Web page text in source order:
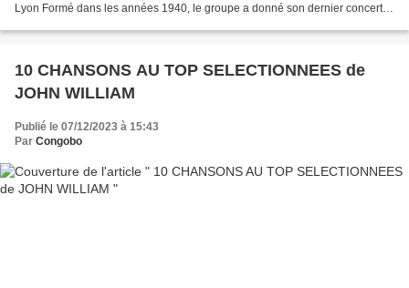
Lyon Formé dans les années 1940, le groupe a donné son dernier concert le
10 CHANSONS AU TOP SELECTIONNEES de
JOHN WILLIAM
Publié le 07/12/2023 à 15:43
Par Congobo